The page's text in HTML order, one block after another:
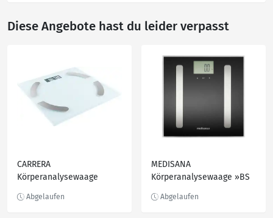
Diese Angebote hast du leider verpasst
CARRERA
Körperanalysewaage
MEDISANA
Körperanalysewaage »BS